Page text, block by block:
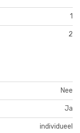
1
2
Nee
Ja
individueel